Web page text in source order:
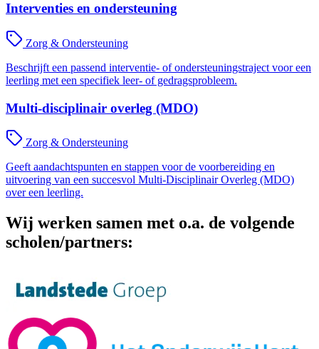
Interventies en ondersteuning
Zorg & Ondersteuning
Beschrijft een passend interventie- of ondersteuningstraject voor een
leerling met een specifiek leer- of gedragsprobleem.
Multi-disciplinair overleg (MDO)
Zorg & Ondersteuning
Geeft aandachtspunten en stappen voor de voorbereiding en
uitvoering van een succesvol Multi-Disciplinair Overleg (MDO)
over een leerling.
Wij werken samen met o.a. de volgende
scholen/partners: